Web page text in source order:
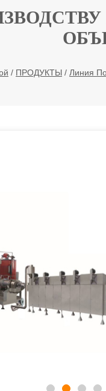
/ ПРОДУКТЫ / Линия